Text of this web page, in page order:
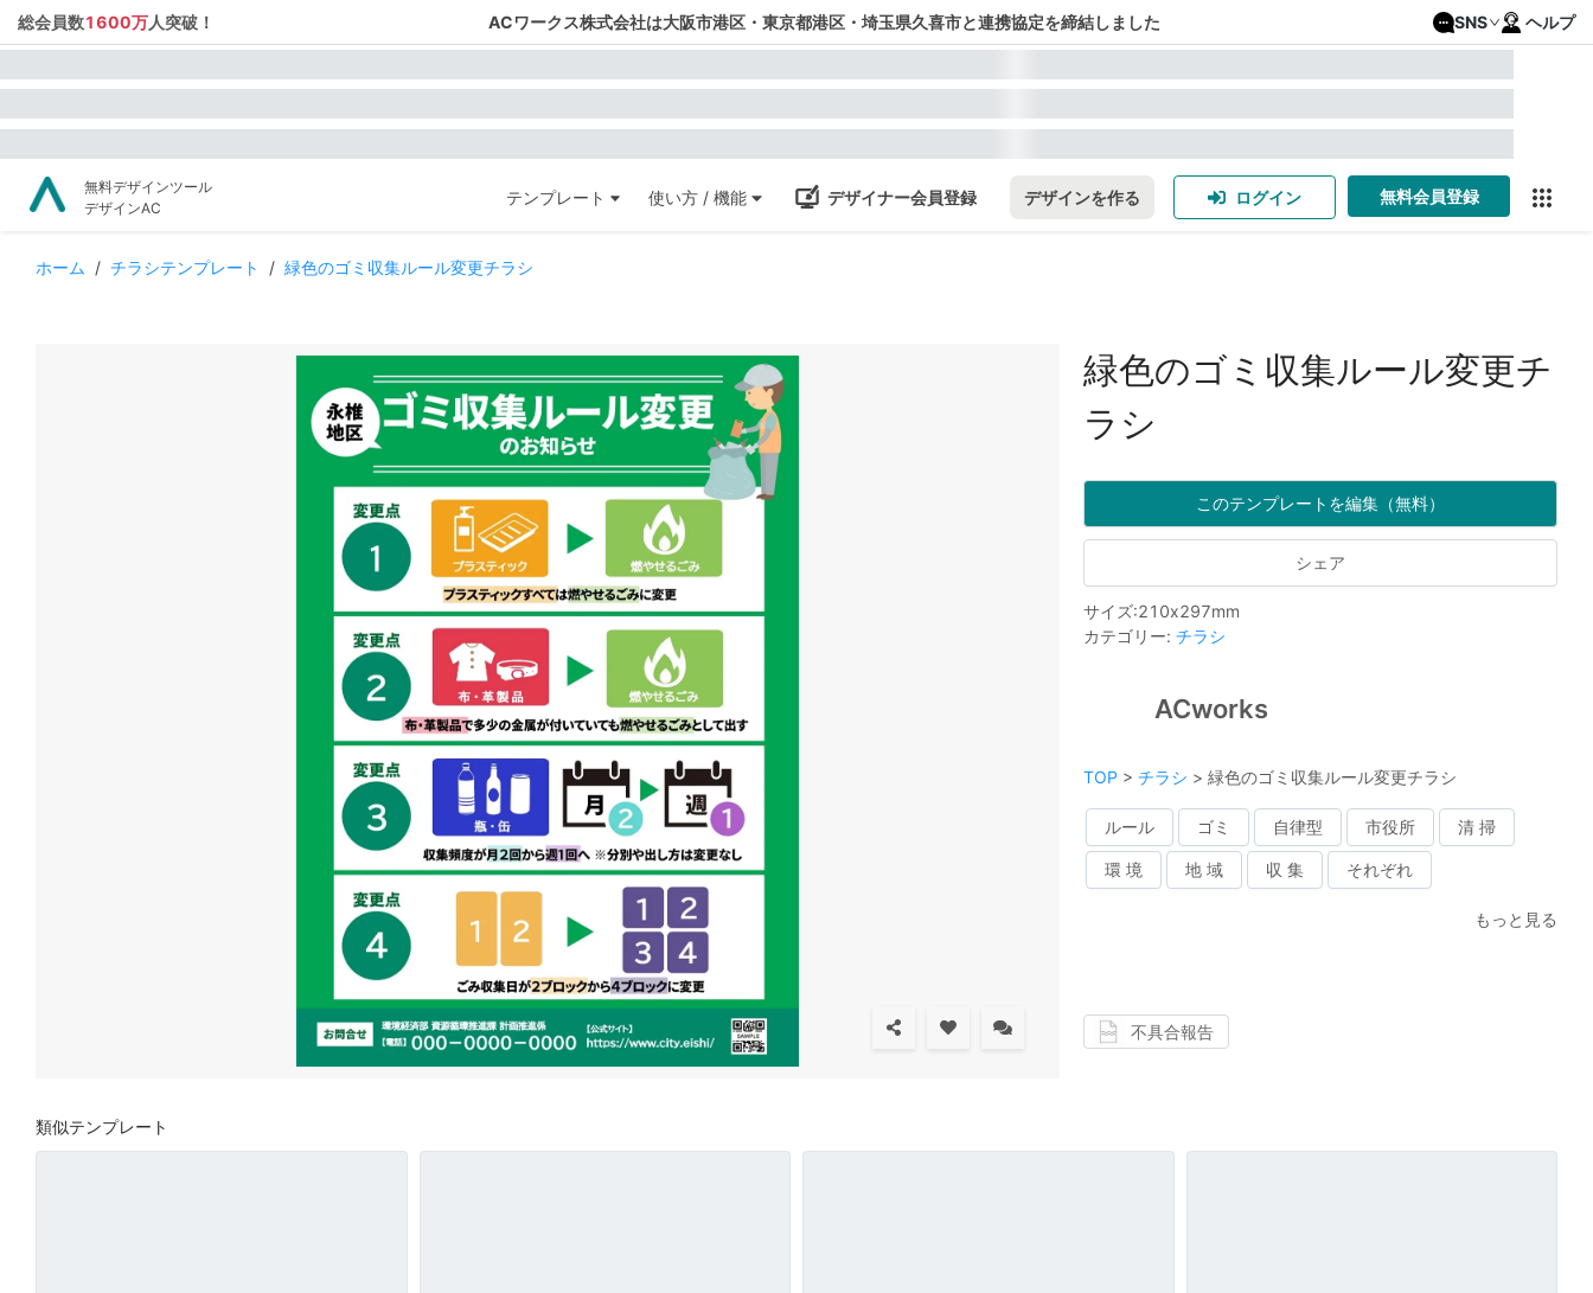
総会員数1600万人突破！ ACワークス株式会社は大阪市港区・東京都港区・埼玉県久喜市と連携協定を締結しました SNS ヘルプ
無料デザインツール
デザインAC
テンプレート 使い方 / 機能 デザイナー会員登録 デザインを作る ログイン 無料会員登録
ホーム / チラシテンプレート / 緑色のゴミ収集ルール変更チラシ
緑色のゴミ収集ルール変更チ
ラシ
このテンプレートを編集（無料）
シェア
サイズ:210x297mm
カテゴリー: チラシ
ACworks
TOP > チラシ > 緑色のゴミ収集ルール変更チラシ
ルール ゴミ 自律型 市役所 清 掃
環 境 地 域 収 集 それぞれ
もっと見る
不具合報告
類似テンプレート